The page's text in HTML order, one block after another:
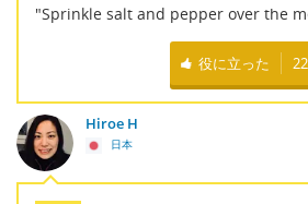
"Sprinkle salt and pepper over the
役に立った 22
Hiroe H
日本